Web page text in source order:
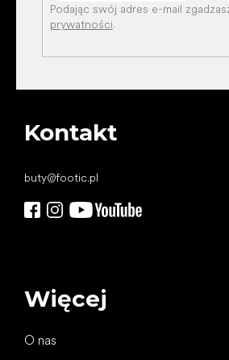
Podając swój adres e-mail
prywatności.
Kontakt
buty@footic.pl
Więcej
O nas